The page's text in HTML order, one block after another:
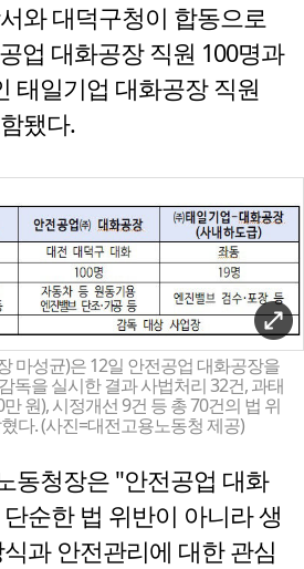
와 대덕구청이 합동으로
업 대화공장 직원 100명과
태일기업 대화공장 직원
됐다.
마성균)은 12일 안전공업 대화공장을
독을 실시한 결과 사법처리 32건, 과태
원), 시정개선 9건 등 총 70건의 법 위
다. (사진=대전고용노동청 제공)
동청장은 "안전공업 대화
순한 법 위반이 아니라 생
과 안전관리에 대한 관심